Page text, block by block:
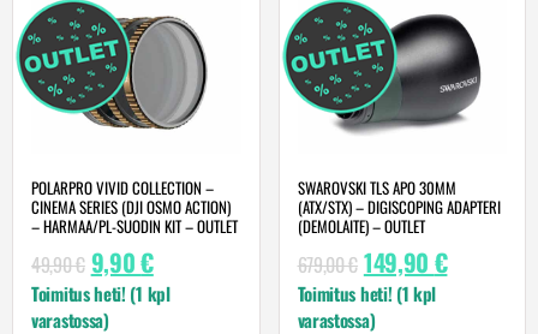
POLARPRO VIVID COLLECTION –
CINEMA SERIES (DJI OSMO ACTION)
– HARMAA/PL-SUODIN KIT – OUTLET
49,90€ 9,90€
Toimitus heti! (1 kpl
varastossa)
SWAROVSKI TLS APO 30MM
(ATX/STX) – DIGISCOPING ADAPTERI
(DEMOLAITE) – OUTLET
679,00€ 149,90 €
Toimitus heti! (1 kpl
varastossa)